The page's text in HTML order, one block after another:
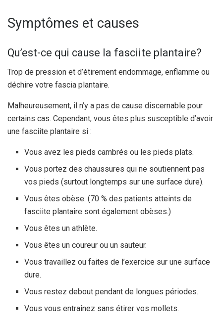
Symptômes et causes
Qu’est-ce qui cause la fasciite plantaire?
Trop de pression et d’étirement endommage, enflamme ou
déchire votre fascia plantaire.
Malheureusement, il n’y a pas de cause discernable pour
certains cas. Cependant, vous êtes plus susceptible d’avoir
une fasciite plantaire si :
Vous avez les pieds cambrés ou les pieds plats.
Vous portez des chaussures qui ne soutiennent pas
vos pieds (surtout longtemps sur une surface dure).
Vous êtes obèse. (70 % des patients atteints de
fasciite plantaire sont également obèses.)
Vous êtes un athlète.
Vous êtes un coureur ou un sauteur.
Vous travaillez ou faites de l’exercice sur une surface
dure.
Vous restez debout pendant de longues périodes.
Vous vous entraînez sans étirer vos mollets.